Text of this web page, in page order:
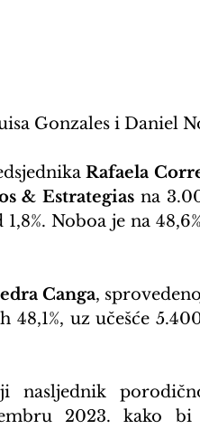
Gonzales i Daniel
Rafaela
& Estrategias na
Noboa je na
Canga,
48,1%, uz učešće
nasljednik
2023. kako bi